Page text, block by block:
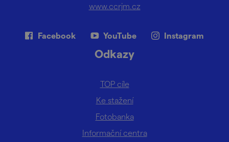
www.ccrjm.cz
Facebook YouTube Instagram
Odkazy
TOP cíle
Ke stažení
Fotobanka
Informační centra